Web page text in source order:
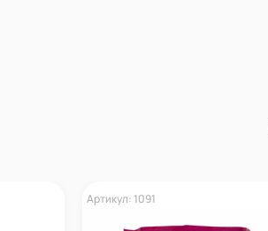
Артикул: 1091